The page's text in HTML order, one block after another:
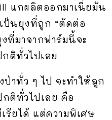
แกผลิตออกมาเนี่ยมัน
ป็นยุงที่ถูก “ตัดต่อ
ที่มาจากฟาร์มนี้จะ
ติทั่วไปเลย
าทั่ว ๆ ไป จะทำให้ลูก
ติทั่วไปเลย คือ
รียได้ แต่ความพิเศษ